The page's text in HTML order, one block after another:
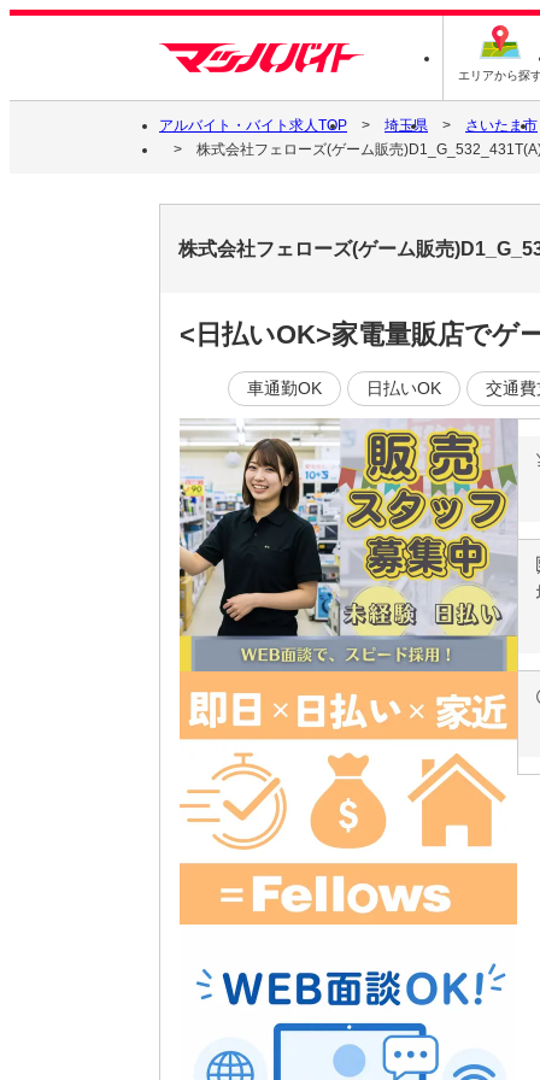
エリアから探
アルバイト・バイト求人TOP 埼玉県
さいたま市
株式会社フェローズ(ゲーム販売
株式会社フェローズ(ゲーム販売
<日払いOK>家電量販店で
車通勤OK 日払いOK 交通費